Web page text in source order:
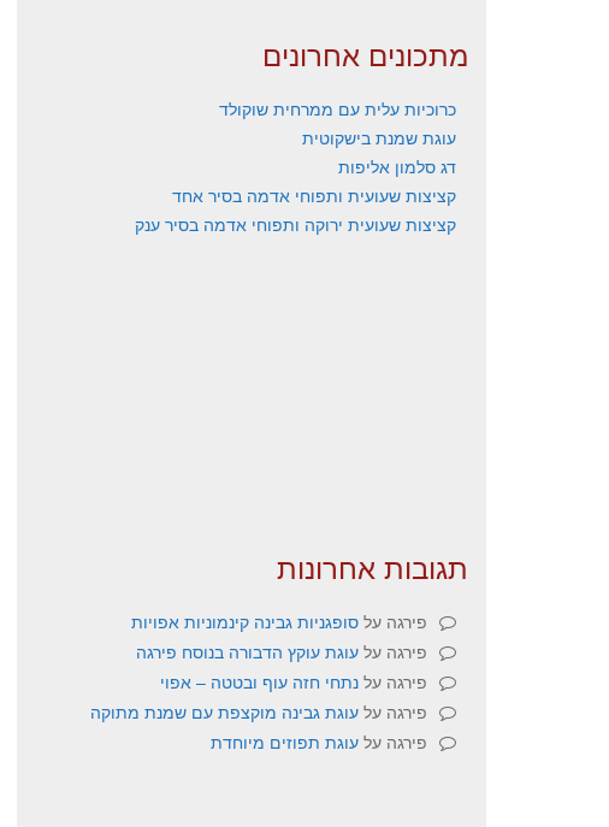
מתכונים אחרונים
כרוכיות עלית עם ממרחית שוקולד
עוגת שמנת בישקוטית
דג סלמון אליפות
קציצות שעועית ותפוחי אדמה בסיר אחד
קציצות שעועית ירוקה ותפוחי אדמה בסיר ענק
תגובות אחרונות
פירגה על סופגניות גבינה קינמוניות אפויות
פירגה על עוגת עוקץ הדבורה בנוסח פירגה
פירגה על נתחי חזה עוף ובטטה – אפוי
פירגה על עוגת גבינה מוקצפת עם שמנת מתוקה
פירגה על עוגת תפוזים מיוחדת